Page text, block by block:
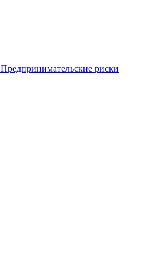
Предпринимательские риски